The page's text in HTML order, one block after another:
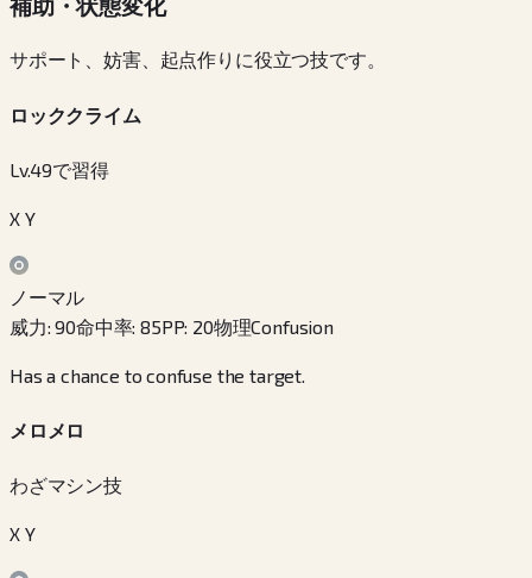
サポート、妨害、起点作りに役立つ技です。
ロッククライム
Lv.49で習得
X Y
ノーマル
威力:90命中率:85PP: 20物理Confusion
Has a chance to confuse the target.
メロメロ
わざマシン技
X Y